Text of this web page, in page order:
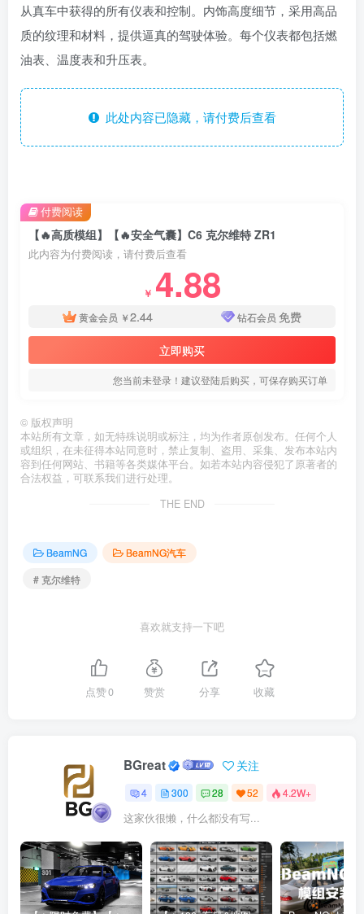
从真车中获得的所有仪表和控制。内饰高度细节，采用高品
质的纹理和材料，提供逼真的驾驶体验。每个仪表都包括燃
油表、温度表和升压表。
此处内容已隐藏，请付费后查看
【🔥高质模组】【🔥安全气囊】C6 克尔维特 ZR1
此内容为付费阅读，请付费后查看
￥ 4.88
黄金会员 ￥2.44 钻石会员 免费
立即购买
您当前未登录！建议登陆后购买，可保存购买订单
付费阅读
© 版权声明
本站所有文章，如无特殊说明或标注，均为作者原创发布。任何个人
或组织，在未征得本站同意时，禁止复制、盗用、采集、发布本站内
容到任何网站、书籍等各类媒体平台。如若本站内容侵犯了原著者的
合法权益，可联系我们进行处理。
THE END
BeamNG
BeamNG汽车
# 克尔维特
喜欢就支持一下吧
点赞0 赞赏 分享 收藏
BGreat 关注
4 300 28 52 4.2W+
这家伙很懒，什么都没有写...